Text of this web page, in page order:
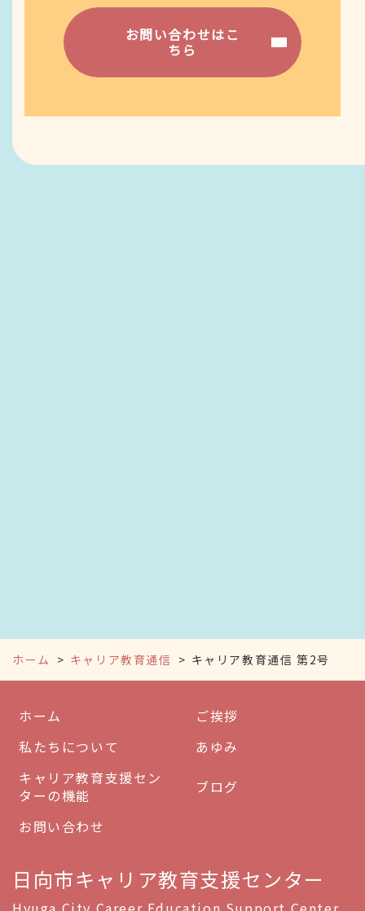
お問い合わせはこ
ちら
ホーム キャリア教育通信 キャリア教育通信 第2号
ホーム
ご挨拶
私たちについて
あゆみ
キャリア教育支援セン
ターの機能
ブログ
お問い合わせ
日向市キャリア教育支援センター